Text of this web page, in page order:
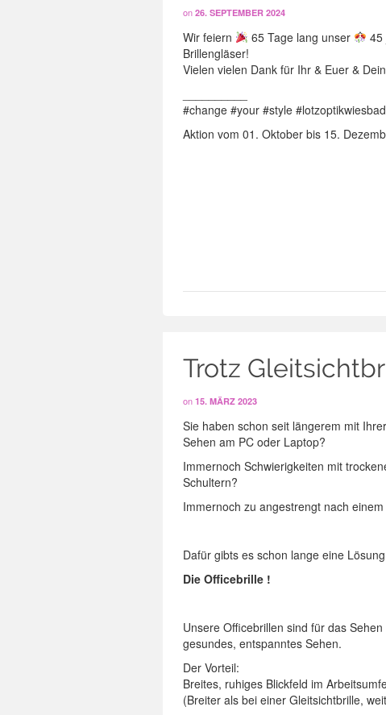
on 26. SEPTEMBER 2024
Wir feiern 65 Tage lang unser 45
Brillengläser!
Vielen vielen Dank für Ihr & Euer &
#change #your #style
Aktion vom 01. Oktober bis 15.
Trotz
on 15. MÄRZ 2023
Sie haben schon seit längerem mit
Sehen am PC oder Laptop?
Immernoch Schwierigkeiten mit
Schultern?
Immernoch zu angestrengt nach
Dafür gibts es schon lange eine
Die Officebrille !
Unsere Officebrillen sind für das
gesundes, entspanntes Sehen.
Der Vorteil:
Breites, ruhiges Blickfeld im
(Breiter als bei einer Gleitsichtbrille,